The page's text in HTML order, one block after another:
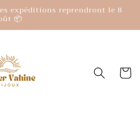
expéditions reprendront le 8
📦
Panier